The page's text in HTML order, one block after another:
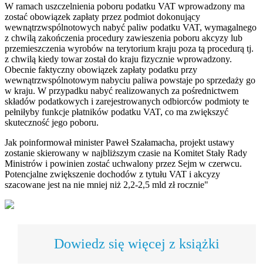
W ramach uszczelnienia poboru podatku VAT wprowadzony ma
zostać obowiązek zapłaty przez podmiot dokonujący
wewnątrzwspólnotowych nabyć paliw podatku VAT, wymagalnego
z chwilą zakończenia procedury zawieszenia poboru akcyzy lub
przemieszczenia wyrobów na terytorium kraju poza tą procedurą tj.
z chwilą kiedy towar został do kraju fizycznie wprowadzony.
Obecnie faktyczny obowiązek zapłaty podatku przy
wewnątrzwspólnotowym nabyciu paliwa powstaje po sprzedaży go
w kraju. W przypadku nabyć realizowanych za pośrednictwem
składów podatkowych i zarejestrowanych odbiorców podmioty te
pełniłyby funkcje płatników podatku VAT, co ma zwiększyć
skuteczność jego poboru.
Jak poinformował minister Paweł Szałamacha, projekt ustawy
zostanie skierowany w najbliższym czasie na Komitet Stały Rady
Ministrów i powinien zostać uchwalony przez Sejm w czerwcu.
Potencjalne zwiększenie dochodów z tytułu VAT i akcyzy
szacowane jest na nie mniej niż 2,2-2,5 mld zł rocznie"
Dowiedz się więcej z książki